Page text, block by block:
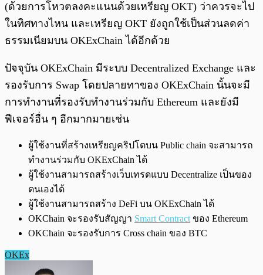
(ด้วยการโหวตลงคะแนนด้วยเหรียญ OKT) ว่าควรจะไป
ในทิศทางไหน และเหรียญ OKT ยังถูกใช้เป็นส่วนลดค่า
ธรรมเนียมบน OKExChain ได้อีกด้วย
ปัจจุบัน OKExChain มีระบบ Decentralized Exchange และ
รองรับการ Swap โดยปลายทาของ OKExChain นั้นจะมี
การทำงานที่รองรับทำงานร่วมกับ Ethereum และยังมี
ฟีเจอร์อื่น ๆ อีกมากมายเช่น
ผู้ใช้งานที่สร้างเหรียญคริปโตบน Public chain จะสามารถ
ทำงานร่วมกับ OKExChain ได้
ผู้ใช้งานสามารถสร้างเว็บเทรดแบบ Decentralize เป็นของ
ตนเองได้
ผู้ใช้งานสามารถสร้าง DeFi บน OKExChain ได้
OKChain จะรองรับสัญญา Smart Contract ของ Ethereum
OKChain จะรองรับการ Cross chain ของ BTC
OKEx